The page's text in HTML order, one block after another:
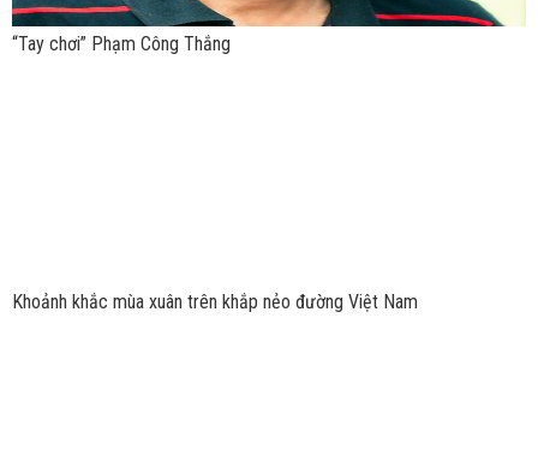
“Tay chơi” Phạm Công Thắng
Khoảnh khắc mùa xuân trên khắp nẻo đường Việt Nam